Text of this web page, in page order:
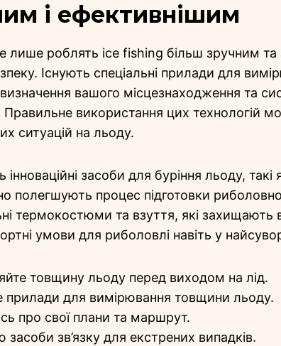
і ефективнішим
лише роблять ice fishing більш зручним
Існують спеціальні прилади для
вашого місцезнаходження та
Правильне використання цих технологій
ситуацій на льоду.
засоби для буріння льоду, такі
полегшують процес підготовки
термокостюми та взуття, які захищають
умови для риболовлі навіть у
товщину льоду перед виходом на лід.
прилади для вимірювання товщини льоду.
про свої плани та маршрут.
засоби зв’язку для екстрених випадків.